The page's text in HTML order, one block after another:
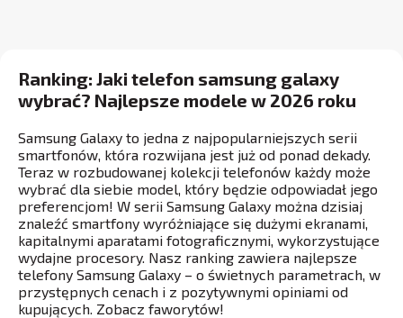
Ranking: Jaki telefon samsung galaxy
wybrać? Najlepsze modele w 2026 roku
Samsung Galaxy to jedna z najpopularniejszych serii
smartfonów, która rozwijana jest już od ponad dekady.
Teraz w rozbudowanej kolekcji telefonów każdy może
wybrać dla siebie model, który będzie odpowiadał jego
preferencjom! W serii Samsung Galaxy można dzisiaj
znaleźć smartfony wyróżniające się dużymi ekranami,
kapitalnymi aparatami fotograficznymi, wykorzystujące
wydajne procesory. Nasz ranking zawiera najlepsze
telefony Samsung Galaxy – o świetnych parametrach, w
przystępnych cenach i z pozytywnymi opiniami od
kupujących. Zobacz faworytów!